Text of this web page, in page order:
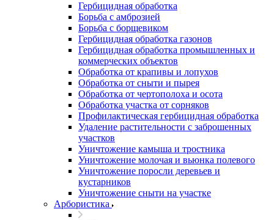
Гербицидная обработка
Борьба с амброзией
Борьба с борщевиком
Гербицидная обработка газонов
Гербицидная обработка промышленных и
коммерческих объектов
Обработка от крапивы и лопухов
Обработка от сныти и пырея
Обработка от чертополоха и осота
Обработка участка от сорняков
Профилактическая гербицидная обработка
Удаление растительности с заброшенных
участков
Уничтожение камыша и тростника
Уничтожение молочая и вьюнка полевого
Уничтожение поросли деревьев и
кустарников
Уничтожение сныти на участке
Арбористика